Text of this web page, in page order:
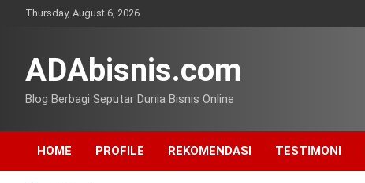
Thursday, August 6, 2026
ADAbisnis.com
Blog Berbagi Seputar Dunia Bisnis Online
HOME PROFILE REKOMENDASI TESTIMONI